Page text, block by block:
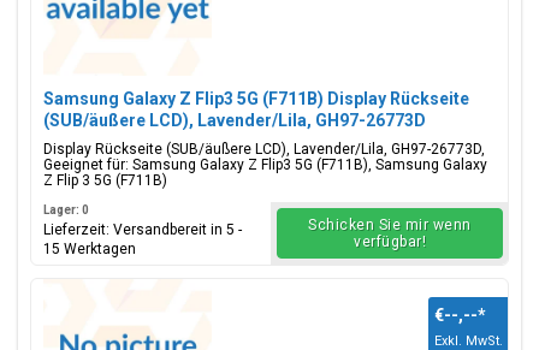
Samsung Galaxy Z Flip3 5G (F711B) Display Rückseite
(SUB/äußere LCD), Lavender/Lila, GH97-26773D
Display Rückseite (SUB/äußere LCD), Lavender/Lila, GH97-26773D,
Geeignet für: Samsung Galaxy Z Flip3 5G (F711B), Samsung Galaxy
Z Flip 3 5G (F711B)
Lager: 0
Lieferzeit: Versandbereit in 5 -
15 Werktagen
Schicken Sie mir wenn
verfügbar!
€--,--*
Exkl. MwSt.